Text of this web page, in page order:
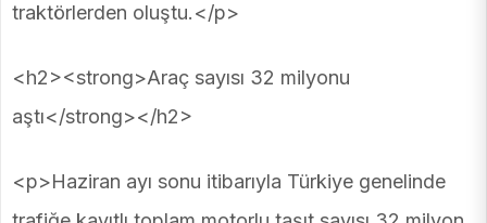
traktörlerden oluştu.</p>
<h2><strong>Araç sayısı 32 milyonu
aştı</strong></h2>
<p>Haziran ayı sonu itibarıyla Türkiye genelinde